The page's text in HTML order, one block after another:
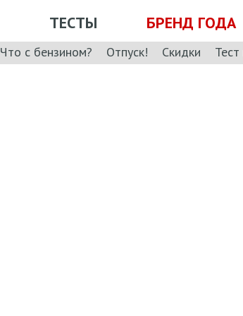
ТЕСТЫ БРЕНД ГОДА
Что с бензином? Отпуск! Скидки